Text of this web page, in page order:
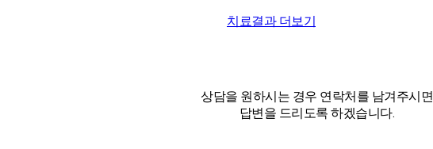
치료결과 더보기
상담을 원하시는 경우 연락처를 남겨주시면
답변을 드리도록 하겠습니다.